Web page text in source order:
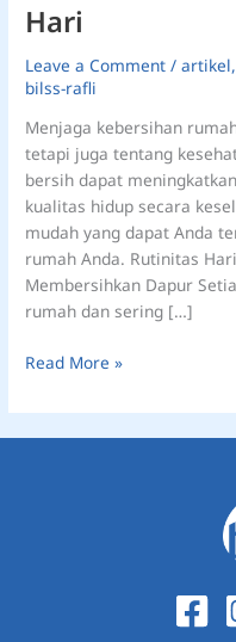
Hari
Leave a Comment /artikel,
bilss-rafli
Menjaga kebersihan
tetapi juga tentang
bersih dapat
kualitas hidup secara
mudah yang dapat Anda
rumah Anda. Rutinitas
Membersihkan Dapur
rumah dan sering […]
Read More »